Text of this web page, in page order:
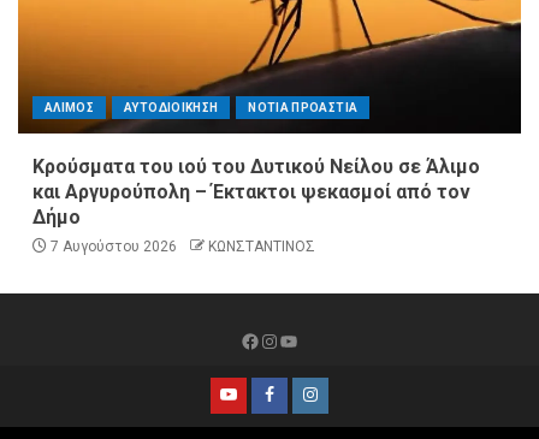
ΑΛΙΜΟΣ ΑΥΤΟΔΙΟΙΚΗΣΗ ΝΟΤΙΑ ΠΡΟΑΣΤΙΑ
Κρούσματα του ιού του Δυτικού Νείλου σε Άλιμο
και Αργυρούπολη – Έκτακτοι ψεκασμοί από τον
Δήμο
7 Αυγούστου 2026 ΚΩΝΣΤΑΝΤΙΝΟΣ